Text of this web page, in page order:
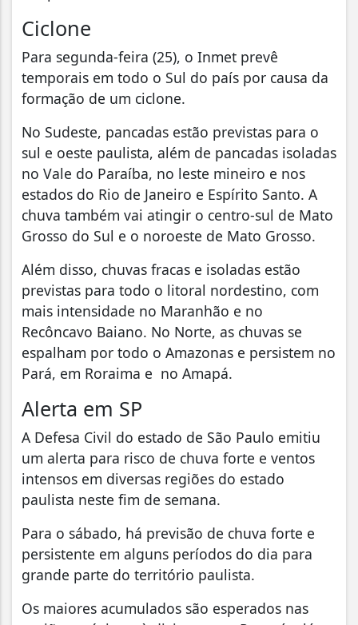
Ciclone
Para segunda-feira (25), o Inmet prevê
temporais em todo o Sul do país por causa da
formação de um ciclone.
No Sudeste, pancadas estão previstas para o
sul e oeste paulista, além de pancadas isoladas
no Vale do Paraíba, no leste mineiro e nos
estados do Rio de Janeiro e Espírito Santo. A
chuva também vai atingir o centro-sul de Mato
Grosso do Sul e o noroeste de Mato Grosso.
Além disso, chuvas fracas e isoladas estão
previstas para todo o litoral nordestino, com
mais intensidade no Maranhão e no
Recôncavo Baiano. No Norte, as chuvas se
espalham por todo o Amazonas e persistem no
Pará, em Roraima e no Amapá.
Alerta em SP
A Defesa Civil do estado de São Paulo emitiu
um alerta para risco de chuva forte e ventos
intensos em diversas regiões do estado
paulista neste fim de semana.
Para o sábado, há previsão de chuva forte e
persistente em alguns períodos do dia para
grande parte do território paulista.
Os maiores acumulados são esperados nas